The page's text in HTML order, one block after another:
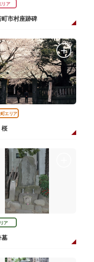
リア
町市村座跡碑
町エリア
ア
墓